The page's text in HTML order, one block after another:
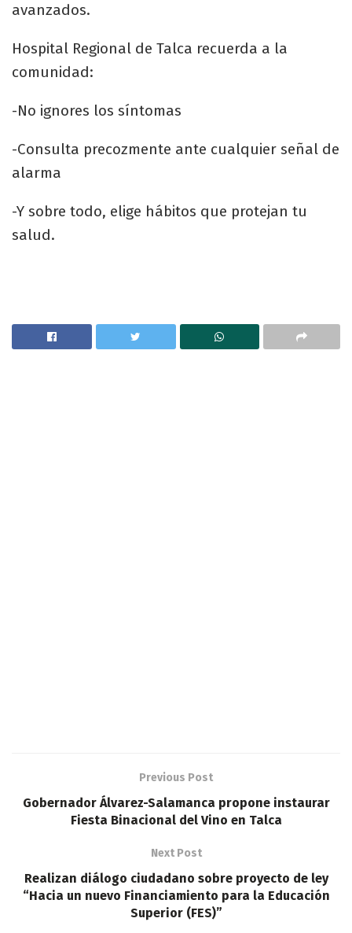
avanzados.
Hospital Regional de Talca recuerda a la
comunidad:
-No ignores los síntomas
-Consulta precozmente ante cualquier señal de
alarma
-Y sobre todo, elige hábitos que protejan tu
salud.
Previous Post
Gobernador Álvarez-Salamanca propone instaurar
Fiesta Binacional del Vino en Talca
Next Post
Realizan diálogo ciudadano sobre proyecto de ley
“Hacia un nuevo Financiamiento para la Educación
Superior (FES)”